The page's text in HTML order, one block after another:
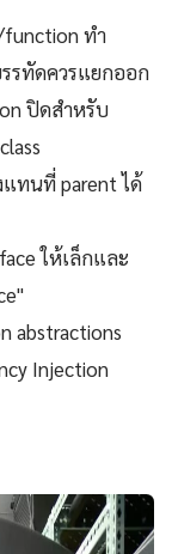
function ทำ
รทัดควรแยกออก
ปิดสำหรับ
แทนที่ parent ได้
ให้เล็กและ
abstractions
Injection